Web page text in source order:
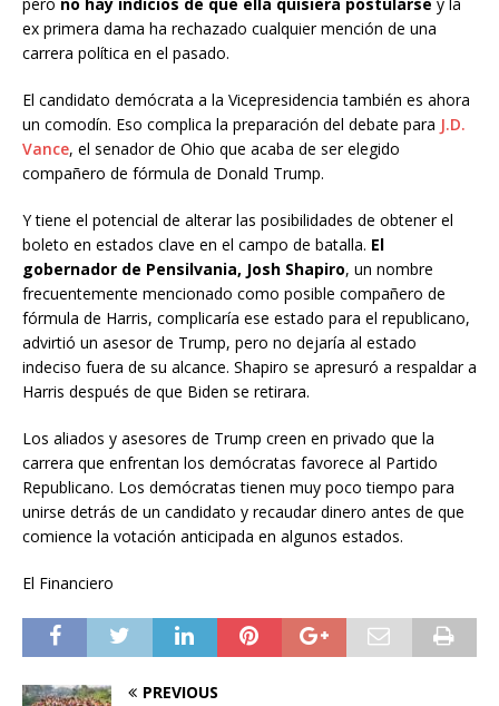
ex primera dama ha rechazado cualquier mención de una
carrera política en el pasado.
El candidato demócrata a la Vicepresidencia también es ahora
un comodín. Eso complica la preparación del debate para J.D.
Vance, el senador de Ohio que acaba de ser elegido
compañero de fórmula de Donald Trump.
Y tiene el potencial de alterar las posibilidades de obtener el
boleto en estados clave en el campo de batalla. El
gobernador de Pensilvania, Josh Shapiro, un nombre
frecuentemente mencionado como posible compañero de
fórmula de Harris, complicaría ese estado para el republicano,
advirtió un asesor de Trump, pero no dejaría al estado
indeciso fuera de su alcance. Shapiro se apresuró a respaldar a
Harris después de que Biden se retirara.
Los aliados y asesores de Trump creen en privado que la
carrera que enfrentan los demócratas favorece al Partido
Republicano. Los demócratas tienen muy poco tiempo para
unirse detrás de un candidato y recaudar dinero antes de que
comience la votación anticipada en algunos estados.
El Financiero
PREVIOUS